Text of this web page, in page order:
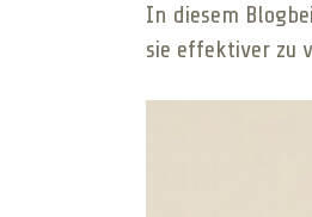
In diesem
sie effektiver zu